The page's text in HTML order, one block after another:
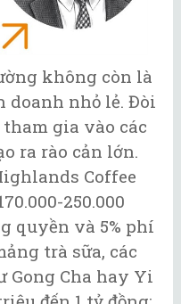
không còn là
doanh nhỏ lẻ. Đòi
gia vào các
ra rào cản lớn.
Coffee
250.000
quyền và 5% phí
trà sữa, các
Gong Cha hay Yi